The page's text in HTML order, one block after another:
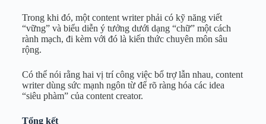
Trong khi đó, một content writer phải có kỹ năng viết
“vững” và biểu diễn ý tưởng dưới dạng “chữ” một cách
rành mạch, đi kèm với đó là kiến thức chuyên môn sâu
rộng.
Có thể nói rằng hai vị trí công việc bổ trợ lẫn nhau, content
writer dùng sức mạnh ngôn từ để rõ ràng hóa các idea
“siêu phàm” của content creator.
Tổng kết